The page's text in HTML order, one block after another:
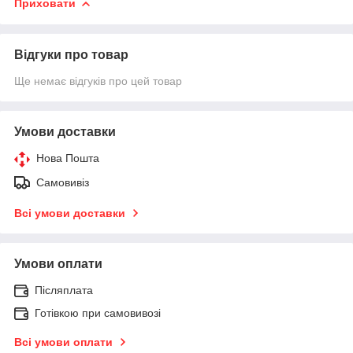
Приховати
Відгуки про товар
Ще немає відгуків про цей товар
Умови доставки
Нова Пошта
Самовивіз
Всі умови доставки
Умови оплати
Післяплата
Готівкою при самовивозі
Всі умови оплати